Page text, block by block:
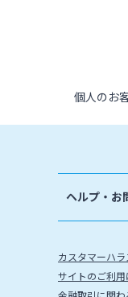
個人のお
ヘルプ・お
カスタマーハ
サイトのご利